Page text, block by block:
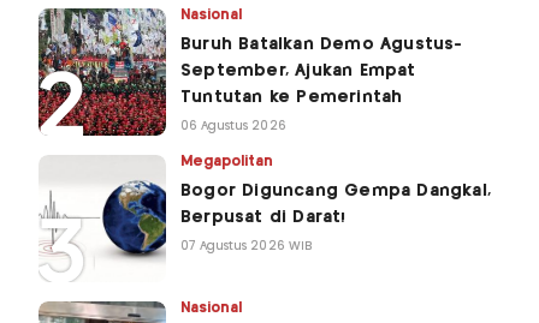
Nasional
Buruh Batalkan Demo Agustus-
September, Ajukan Empat
Tuntutan ke Pemerintah
06 Agustus 2026
Megapolitan
Bogor Diguncang Gempa Dangkal,
Berpusat di Darat!
07 Agustus 2026 WIB
Nasional